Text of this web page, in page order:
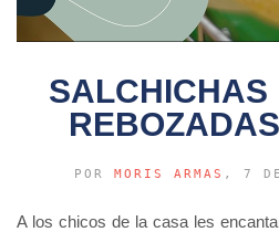
SALCHICHAS
POR MORIS ARMAS , 7
A los chicos de la casa les